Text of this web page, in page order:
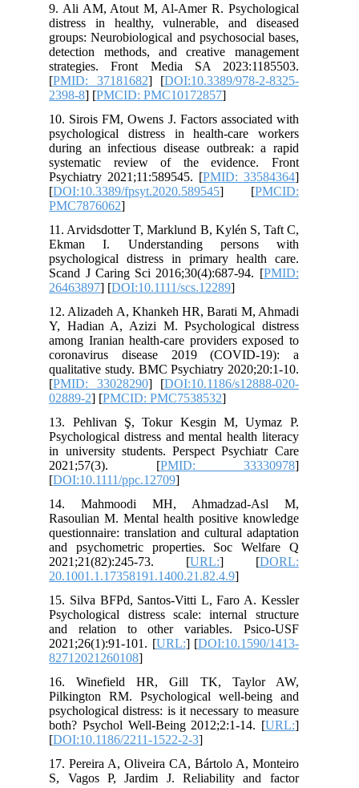
9. Ali AM, Atout M, Al-Amer R. Psychological
distress in healthy, vulnerable, and diseased
groups: Neurobiological and psychosocial bases,
detection methods, and creative management
strategies. Front Media SA 2023:1185503.
[PMID: 37181682 ] [DOI:10.3389/978-2-8325-
2398-8] [PMCID: PMC10172857
10. Sirois FM, Owens J. Factors associated with
psychological distress in health-care workers
during an infectious disease outbreak: a rapid
systematic review of the evidence. Front
Psychiatry 2021;11:589545. [PMID: 33584364
[DOI:10.3389/fpsyt.2020.589545 ] [PMCID:
PMC7876062
11. Arvidsdotter T, Marklund B, Kylén S, Taft C,
Ekman I. Understanding persons with
psychological distress in primary health care.
Scand J Caring Sci 2016;30(4):687-94. [PMID:
26463897] [DOI:10.1111/scs.12289
12. Alizadeh A, Khankeh HR, Barati M, Ahmadi
Y, Hadian A, Azizi M. Psychological distress
among Iranian health-care providers exposed to
coronavirus disease 2019 (COVID-19): a
qualitative study. BMC Psychiatry 2020;20:1-10.
[PMID: 33028290 ] [DOI:10.1186/s12888-020-
02889-2] [PMCID: PMC7538532
13. Pehlivan Ş, Tokur Kesgin M, Uymaz P.
Psychological distress and mental health literacy
in university students. Perspect Psychiatr Care
2021;57(3). [PMID: 33330978
[DOI:10.1111/ppc.12709
14. Mahmoodi MH, Ahmadzad-Asl M,
Rasoulian M. Mental health positive knowledge
questionnaire: translation and cultural adaptation
and psychometric properties. Soc Welfare Q
2021;21(82):245-73. [URL: ] [DORL:
20.1001.1.17358191.1400.21.82.4.9
15. Silva BFPd, Santos-Vitti L, Faro A. Kessler
Psychological distress scale: internal structure
and relation to other variables. Psico-USF
2021;26(1):91-101. [URL:] [DOI:10.1590/1413-
82712021260108
16. Winefield HR, Gill TK, Taylor AW,
Pilkington RM. Psychological well-being and
psychological distress: is it necessary to measure
both? Psychol Well-Being 2012;2:1-14. [URL:
[DOI:10.1186/2211-1522-2-3
17. Pereira A, Oliveira CA, Bártolo A, Monteiro
S, Vagos P, Jardim J. Reliability and factor